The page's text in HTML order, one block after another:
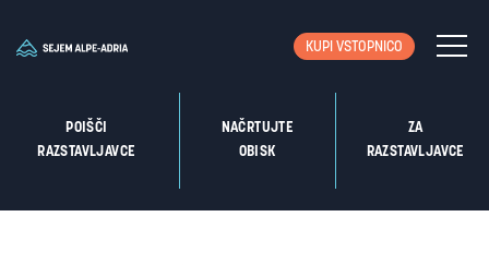
KUPI VSTOPNICO
POIŠČI
RAZSTAVLJAVCE
NAČRTUJTE
OBISK
ZA
RAZSTAVLJAVCE